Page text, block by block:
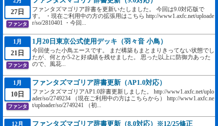
27日
ファンタ
ファンタズマゴリア辞書を更新いたしました。 今回は9.0対応版で
す。 ・現在ご利用中の方の拡張用はこちら http://www1.axfc.net/uploade
r/so/2810401 ・今回...
1月
21日
ファンタ
1月20日東京公式使用デッキ（羽々音 小鳥）
今回使った小鳥エースです。 まだ構築もまとまりきってない状態でし
たが、何とか5-2と好成績を残せました。 思った以上に防御力あった
ので、風花...
1月
10日
ファンタ
ファンタズマゴリア辞書更新（AP1.0対応）
ファンタズマゴリアAP1.0辞書更新しました。 http://www1.axfc.net/uplo
ader/so/2749234 （現在ご利用中の方はこちらから） http://www1.axfc.ne
t/uploader/so/2749241 （初...
12月 ファンタズマゴリア辞書更新（8.0対応）※12/25修正